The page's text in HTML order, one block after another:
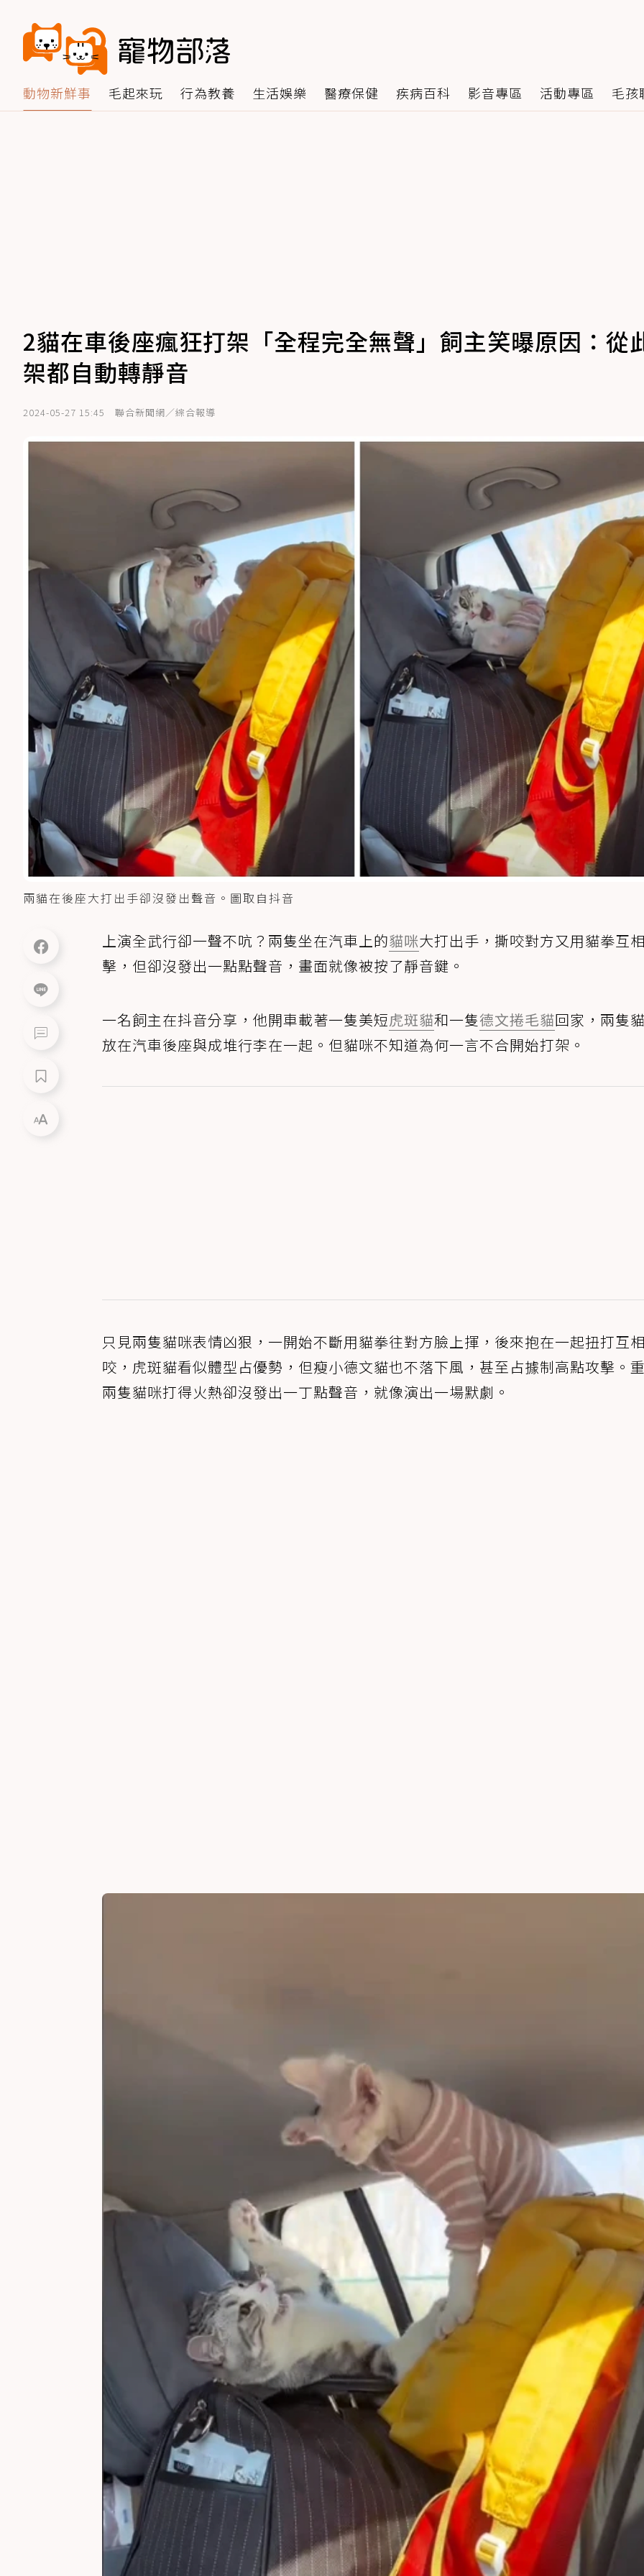
動物新鮮事 毛起來玩 行為教養 生活娛樂 醫療保健 疾病百科 影音專區 活動專區 毛孩
2貓在車後座瘋狂打架「全程完全無聲」飼主笑曝原因：從
架都自動轉靜音
2024-05-27 15:45 聯合新聞網／綜合報導
兩貓在後座大打出手卻沒發出聲音。圖取自抖音
上演全武行卻一聲不吭？兩隻坐在汽車上的貓咪大打出手，撕咬對方又用貓拳互
擊，但卻沒發出一點點聲音，畫面就像被按了靜音鍵。
一名飼主在抖音分享，他開車載著一隻美短虎斑貓和一隻德文捲毛貓回家，兩隻
放在汽車後座與成堆行李在一起。但貓咪不知道為何一言不合開始打架。
只見兩隻貓咪表情凶狠，一開始不斷用貓拳往對方臉上揮，後來抱在一起扭打互
咬，虎斑貓看似體型占優勢，但瘦小德文貓也不落下風，甚至占據制高點攻擊。
兩隻貓咪打得火熱卻沒發出一丁點聲音，就像演出一場默劇。